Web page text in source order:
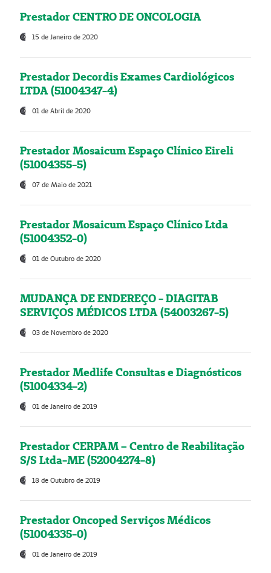
Prestador CENTRO DE ONCOLOGIA
15 de Janeiro de 2020
Prestador Decordis Exames Cardiológicos
LTDA (51004347-4)
01 de Abril de 2020
Prestador Mosaicum Espaço Clínico Eireli
(51004355-5)
07 de Maio de 2021
Prestador Mosaicum Espaço Clínico Ltda
(51004352-0)
01 de Outubro de 2020
MUDANÇA DE ENDEREÇO - DIAGITAB
SERVIÇOS MÉDICOS LTDA (54003267-5)
03 de Novembro de 2020
Prestador Medlife Consultas e Diagnósticos
(51004334-2)
01 de Janeiro de 2019
Prestador CERPAM – Centro de Reabilitação
S/S Ltda-ME (52004274-8)
18 de Outubro de 2019
Prestador Oncoped Serviços Médicos
(51004335-0)
01 de Janeiro de 2019